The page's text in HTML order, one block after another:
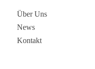
Über Uns
News
Kontakt